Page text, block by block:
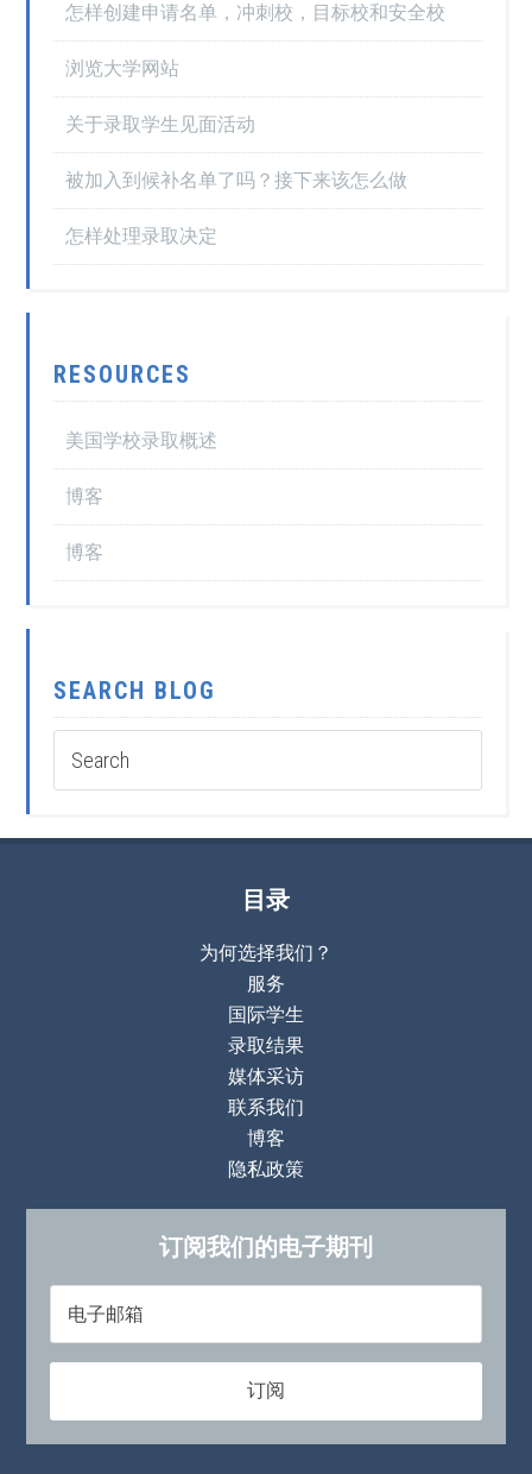
怎样创建申请名单，冲刺校，目标校和安全校
浏览大学网站
关于录取学生见面活动
被加入到候补名单了吗？接下来该怎么做
怎样处理录取决定
RESOURCES
美国学校录取概述
博客
博客
SEARCH BLOG
目录
为何选择我们？
服务
国际学生
录取结果
媒体采访
联系我们
博客
隐私政策
订阅我们的电子期刊